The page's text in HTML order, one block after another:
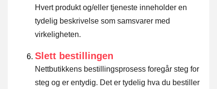
Hvert produkt og/eller tjeneste inneholder en
tydelig beskrivelse som samsvarer med
virkeligheten.
Slett bestillingen
Nettbutikkens bestillingsprosess foregår steg for
steg og er entydig. Det er tydelig hva du bestiller